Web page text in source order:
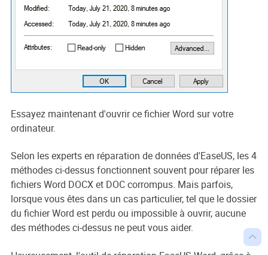

Essayez maintenant d'ouvrir ce fichier Word sur votre
ordinateur.
Selon les experts en réparation de données d'EaseUS, les 4
méthodes ci-dessus fonctionnent souvent pour réparer les
fichiers Word DOCX et DOC corrompus. Mais parfois,
lorsque vous êtes dans un cas particulier, tel que le dossier
du fichier Word est perdu ou impossible à ouvrir, aucune
des méthodes ci-dessus ne peut vous aider.